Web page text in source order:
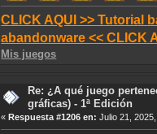
CLICK AQUI >> Tutorial
abandonware << CLICK
Mis juegos
Re: ¿A qué juego
gráficas) - 1ª Edición
«Respuesta #1206 en: Julio 21,